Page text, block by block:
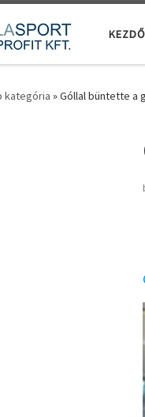
kategória »Góllal büntette a